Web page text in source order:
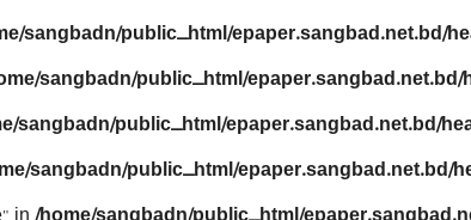
sangbadn/public_html/epaper.sangbad.net.bd/
sangbadn/public_html/epaper.sangbad.net.bd/
sangbadn/public_html/epaper.sangbad.net.bd/
sangbadn/public_html/epaper.sangbad.net.bd/